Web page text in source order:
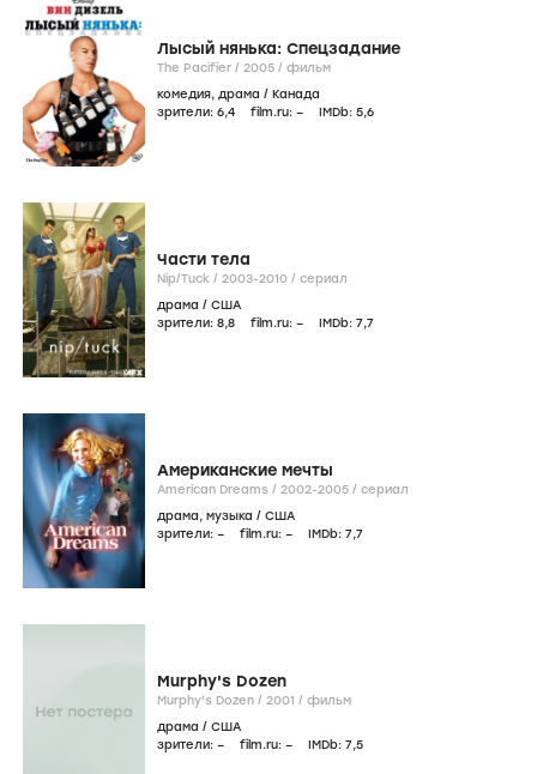
Лысый нянька: Спецзадание
The Pacifier / 2005 / фильм
комедия, драма / Канада
зрители: 6,4 film.ru: – IMDb: 5,6
Части тела
Nip/Tuck / 2003-2010 / сериал
драма / США
зрители: 8,8 film.ru: – IMDb: 7,7
Американские мечты
American Dreams / 2002-2005 / сериал
драма, музыка / США
зрители: – film.ru: – IMDb: 7,7
Murphy's Dozen
Murphy's Dozen / 2001 / фильм
драма / США
зрители: – film.ru: – IMDb: 7,5